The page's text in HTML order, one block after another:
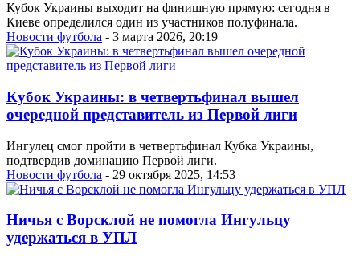
Кубок Украины выходит на финишную прямую: сегодня в
Киеве определился один из участников полуфинала.
Новости футбола - 3 марта 2026, 20:19
Кубок Украины: в четвертьфинал вышел
очередной представитель из Первой лиги
Ингулец смог пройти в четвертьфинал Кубка Украины,
подтвердив доминацию Первой лиги.
Новости футбола - 29 октября 2025, 14:53
Ничья с Ворсклой не помогла Ингульцу
удержаться в УПЛ